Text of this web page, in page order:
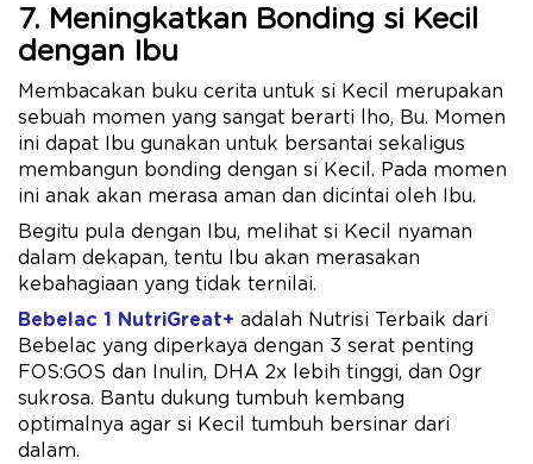
7. Meningkatkan Bonding si Kecil
dengan Ibu
Membacakan buku cerita untuk si Kecil merupakan
sebuah momen yang sangat berarti lho, Bu. Momen
ini dapat Ibu gunakan untuk bersantai sekaligus
membangun bonding dengan si Kecil. Pada momen
ini anak akan merasa aman dan dicintai oleh Ibu.
Begitu pula dengan Ibu, melihat si Kecil nyaman
dalam dekapan, tentu Ibu akan merasakan
kebahagiaan yang tidak ternilai.
Bebelac 1 NutriGreat+ adalah Nutrisi Terbaik dari
Bebelac yang diperkaya dengan 3 serat penting
FOS:GOS dan Inulin, DHA 2x ​lebih tinggi, dan 0gr
sukrosa. Bantu dukung tumbuh kembang
optimalnya agar si Kecil tumbuh bersinar dari
dalam.